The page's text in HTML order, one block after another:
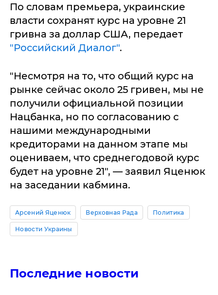
По словам премьера, украинские
власти сохранят курс на уровне 21
гривна за доллар США, передает
"Российский Диалог".
"Несмотря на то, что общий курс на
рынке сейчас около 25 гривен, мы не
получили официальной позиции
Нацбанка, но по согласованию с
нашими международными
кредиторами на данном этапе мы
оцениваем, что среднегодовой курс
будет на уровне 21", — заявил Яценюк
на заседании кабмина.
Арсений Яценюк Верховная Рада Политика
Новости Украины
Последние новости